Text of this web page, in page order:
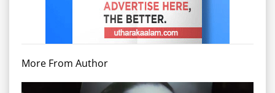
More From Author